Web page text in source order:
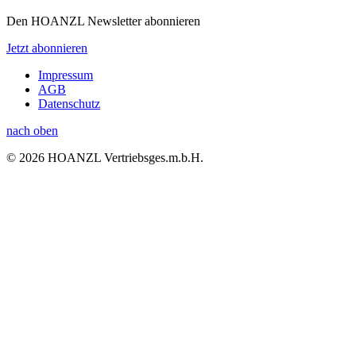
Den HOANZL Newsletter abonnieren
Jetzt abonnieren
Impressum
AGB
Datenschutz
nach oben
© 2026 HOANZL Vertriebsges.m.b.H.